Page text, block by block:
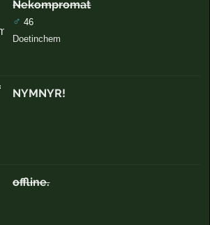
Nekompromat
♂ 46
Doetinchem
NYMNYR!
offline.